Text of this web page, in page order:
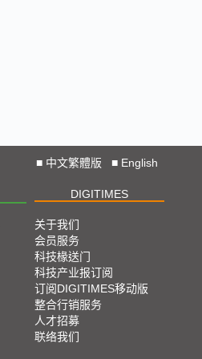
■ 中文繁體版 ■ English
DIGITIMES
关于我们
会员服务
科技椽送门
科技产业报订阅
订阅DIGITIMES移动版
整合行销服务
人才招募
联络我们